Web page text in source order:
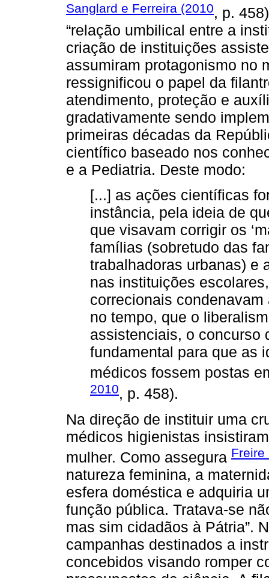
Sanglard e Ferreira (2010, p.
“relação umbilical entre a
criação de instituições
assumiram protagonismo no
ressignificou o papel da
atendimento, proteção e
gradativamente sendo
primeiras décadas da
científico baseado nos
e a Pediatria. Deste modo:
[...] as ações científicas
instância, pela ideia de
que visavam corrigir os
famílias (sobretudo das
trabalhadoras urbanas) e
nas instituições
correcionais
no tempo, que o
assistenciais, o concurso
fundamental para que as
médicos fossem postas
2010, p. 458).
Na direção de instituir uma
médicos higienistas
mulher. Como assegura Freire
natureza feminina, a
esfera doméstica e adquiria
função pública. Tratava-se
mas sim cidadãos à Pátria”.
campanhas destinados a
concebidos visando romper